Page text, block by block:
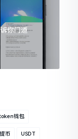
你门道
钱包
提币 USDT